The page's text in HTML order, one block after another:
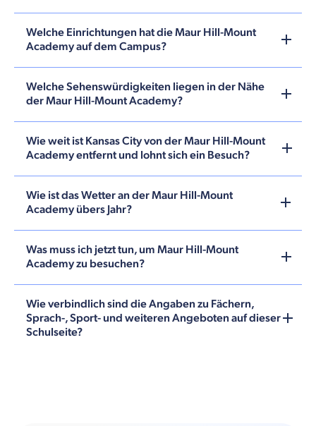
Welche Einrichtungen hat die Maur Hill-Mount
Academy auf dem Campus?
Welche Sehenswürdigkeiten liegen in der Nähe
der Maur Hill-Mount Academy?
Wie weit ist Kansas City von der Maur Hill-Mount
Academy entfernt und lohnt sich ein Besuch?
Wie ist das Wetter an der Maur Hill-Mount
Academy übers Jahr?
Was muss ich jetzt tun, um Maur Hill-Mount
Academy zu besuchen?
Wie verbindlich sind die Angaben zu Fächern,
Sprach-, Sport- und weiteren Angeboten auf dieser
Schulseite?